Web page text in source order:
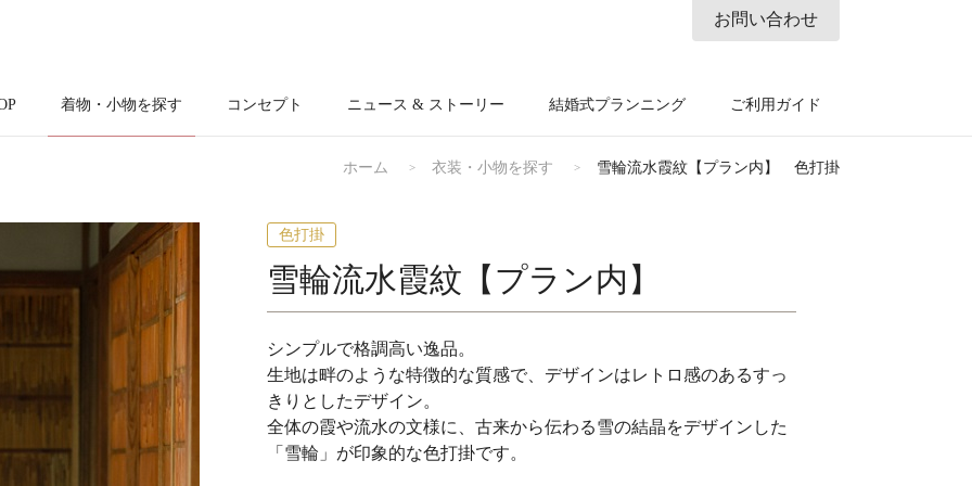
着物・小物を探す コンセプト ニュース & ストーリー 結婚式プランニング ご利用ガイド
お問い合わせ
ホーム 衣装・小物を探す 雪輪流水霞紋【プラン内】 色打掛
色打掛
雪輪流水霞紋【プラン内】
シンプルで格調高い逸品。
生地は畔のような特徴的な質感で、デザインはレトロ感のあるすっ
きりとしたデザイン。
全体の霞や流水の文様に、古来から伝わる雪の結晶をデザインした
「雪輪」が印象的な色打掛です。